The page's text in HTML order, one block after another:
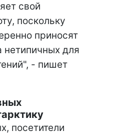
свой
поскольку
приносят
нетипичных для
- пишет
посетители